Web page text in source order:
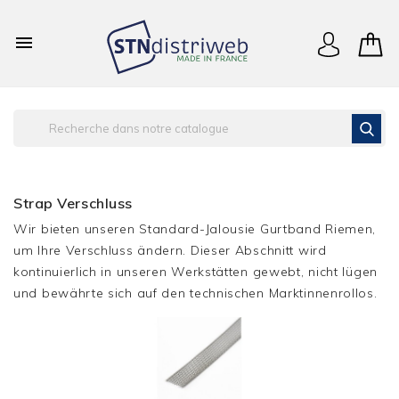

Strap Verschluss
Wir bieten unseren Standard-Jalousie Gurtband Riemen,
um Ihre Verschluss ändern. Dieser Abschnitt wird
kontinuierlich in unseren Werkstätten gewebt, nicht lügen
und bewährte sich auf den technischen Marktinnenrollos.